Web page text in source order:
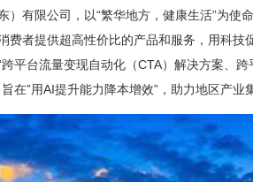
）有限公司，以“繁华地方，健康生活”为
费者提供超高性价比的产品和服务，用科技
平台流量变现自动化（CTA）解决方案、
在”用AI提升能力降本增效”，助力地区产业